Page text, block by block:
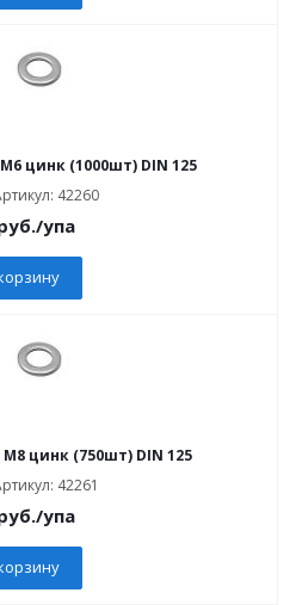
цинк (1000шт) DIN 125
42260
/упа
цинк (750шт) DIN 125
42261
/упа